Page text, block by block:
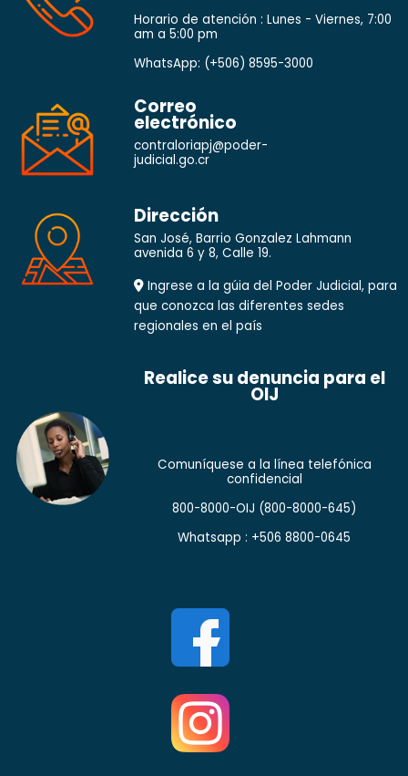
Horario de atención : Lunes - Viernes, 7:00
am a 5:00 pm
WhatsApp: (+506) 8595-3000
Correo
electrónico
contraloriapj@poder-
judicial.go.cr
Dirección
San José, Barrio Gonzalez Lahmann
avenida 6 y 8, Calle 19.
Ingrese a la gúia del Poder Judicial, para
que conozca las diferentes sedes
regionales en el país
Realice su denuncia para el
OIJ
Comuníquese a la línea telefónica
confidencial
800-8000-OIJ (800-8000-645)
Whatsapp : +506 8800-0645